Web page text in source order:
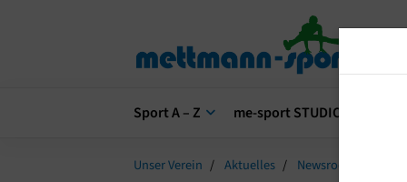
Sport A – Z me-sport STUDIO
Unser Verein Aktuelles Newsroom